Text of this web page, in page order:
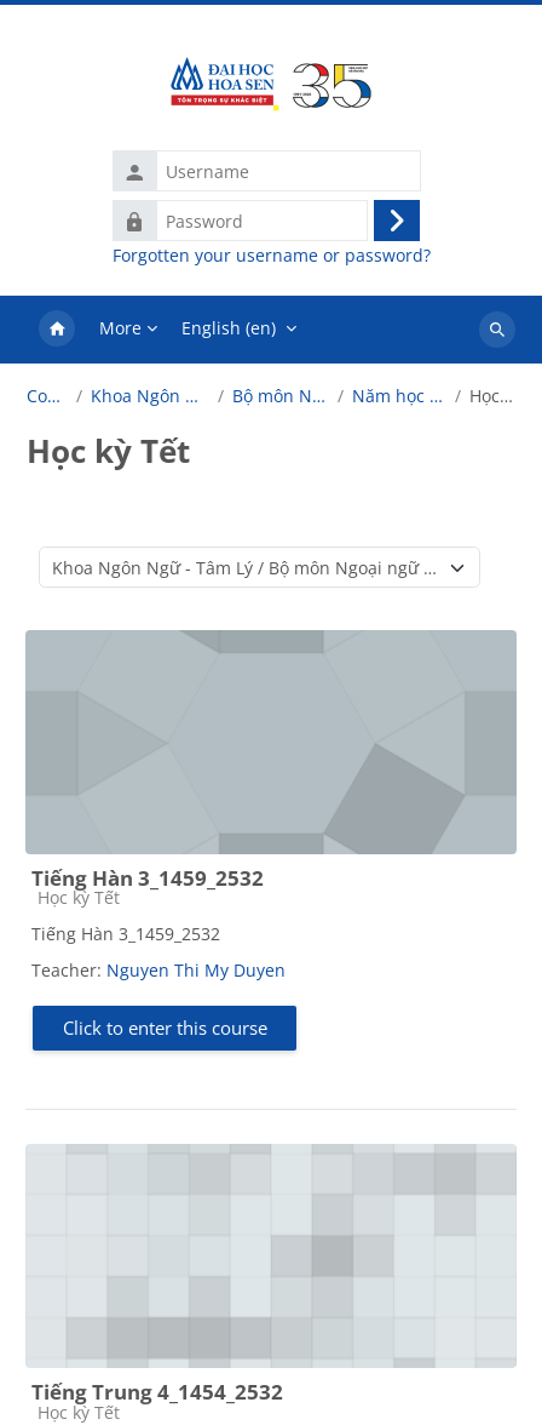
Username
Password
Log
in
Forgotten your username or password?
More English ‎(en)‎
Search
Courses Khoa Ngôn Ngữ - Tâm Lý Bộ môn Ngoại ngữ 2 Năm học 2025-2026 Học kỳ Tết
Học kỳ Tết
Course categories
Tiếng Hàn 3_1459_2532
Course category
Học kỳ Tết
Tiếng Hàn 3_1459_2532
Teacher: Nguyen Thi My Duyen
Click to enter this course
Tiếng Trung 4_1454_2532
Course category
Học kỳ Tết